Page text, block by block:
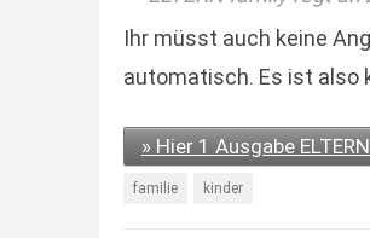
Ihr müsst auch keine
automatisch. Es ist also
» Hier 1 Ausgabe
familie kinder